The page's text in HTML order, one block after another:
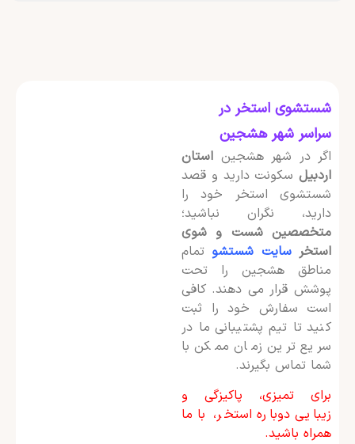
شستشوی استخر در
سراسر شهر هشجین
اگر در شهر هشجین استان
اردبیلسکونت دارید و قصد
شستشوی استخر خود را
دارید، نگران نباشید؛
متخصصین شست و شوی
استخر سایت شستشوتمام
مناطق هشجین را تحت
پوشش قرار می دهند. کافی
است سفارش خود را ثبت
کنید تا تیم پشتیبانی ما در
سریع ترین زمان ممکن با
شما تماس بگیرند.
برای تمیزی، پاکیزگی و
زیبایی دوباره استخر، با ما
همراه باشید.